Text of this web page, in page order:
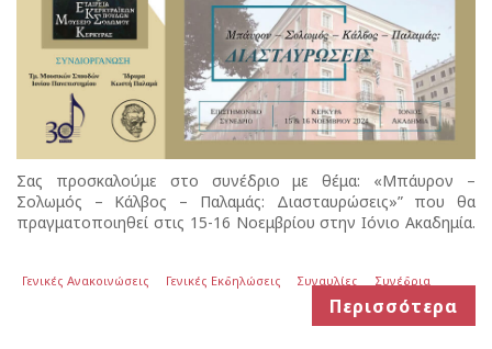
Σας προσκαλούμε στο συνέδριο με θέμα: «Μπάυρον –
Σολωμός – Κάλβος – Παλαμάς: Διασταυρώσεις»” που θα
πραγματοποιηθεί στις 15-16 Νοεμβρίου στην Ιόνιο Ακαδημία.
Γενικές Ανακοινώσεις Γενικές Εκδηλώσεις Συναυλίες Συνέδρια
Περισσότερα